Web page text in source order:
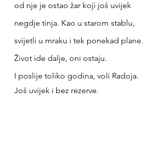
od nje je ostao žar koji još uvijek
negdje tinja. Kao u starom stablu,
svijetli u mraku i tek ponekad plane.
Život ide dalje, oni ostaju.
I poslije toliko godina, voli Radoja.
Još uvijek i bez rezerve.